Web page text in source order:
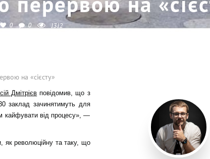
0 0 1312
на «сієсту»
Дмітрієв повідомив, що з
заклад зачинятимуть для
кайфувати від процесу», —
як революційну та таку, що